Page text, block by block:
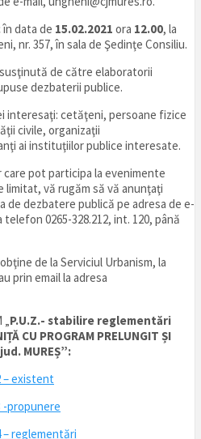
data de 15.02.2021 ora 12.00, la
nr. 357, în sala de Şedinţe Consiliu.
de către elaboratorii
dezbaterii publice.
interesaţi: cetăţeni, persoane fizice
civile, organizaţii
ai instituţiilor publice interesate.
pot participa la evenimente
vă rugăm să vă anunţaţi
de dezbatere publică pe adresa de e-
0265-328.212, int. 120, până
de la Serviciul Urbanism, la
prin email la adresa
„P.U.Z.- stabilire reglementări
CU PROGRAM PRELUNGIT ȘI
MUREȘ”:
– existent
-propunere
– reglementări